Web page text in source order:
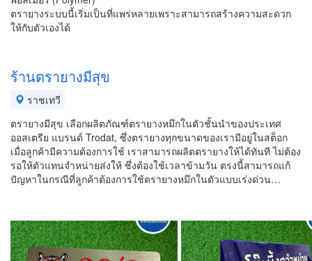
ตรายางระบบนี้เริ่มเป็นที่แพร่หลายเพราะสามารถสร้างความสะดวก
ให้กับตัวเองได้
ร้านตรายางมีสุข
ราชเทวี
ตรายางมีสุข เลือกผลิตภัณฑ์ตรายางหมึกในตัวชั้นนำของประเทศ
ออสเตรีย แบรนด์ Trodat, ซึ่งตรายางทุกขนาดของเรามีอยู่ในสต็อก
เมื่อลูกค้ามีความต้องการใช้ เราสามารถผลิตตรายางให้ได้ทันที ไม่ต้อง
รอให้ตัวแทนจำหน่ายส่งให้ ซึ่งต้องใช้เวลาข้ามวัน ตรงนี้สามารถแก้
ปัญหาในกรณีที่ลูกค้าต้องการใช้ตรายางหมึกในตัวแบบเร่งด่วน…